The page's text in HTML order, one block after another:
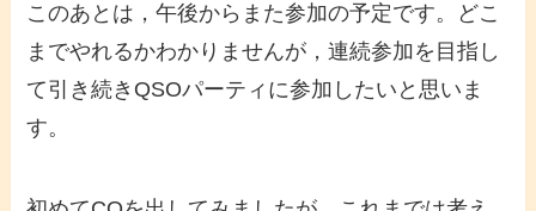
このあとは，午後からまた参加の予定です。どこ
までやれるかわかりませんが，連続参加を目指し
て引き続きQSOパーティに参加したいと思いま
す。